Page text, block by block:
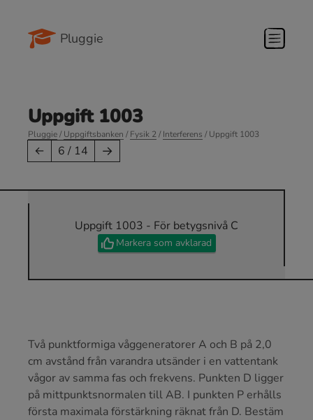
Pluggie
Uppgift 1003
Pluggie/Uppgiftsbanken /Fysik 2/Interferens / Uppgift 1003
← 6 / 14 →
Uppgift 1003 - För betygsnivå C
Markera som avklarad
Två punktformiga våggeneratorer A och B på 2,0
cm avstånd från varandra utsänder i en vattentank
vågor av samma fas och frekvens. Punkten D ligger
på mittpunktsnormalen till AB. I punkten P erhålls
första maximala förstärkning räknat från D. Bestäm